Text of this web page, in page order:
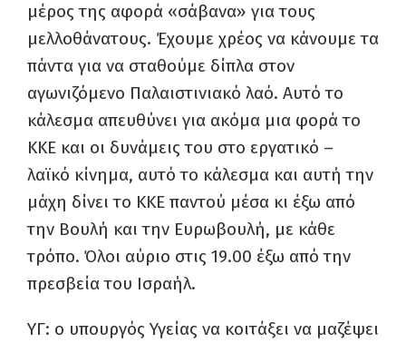
μέρος της αφορά «σάβανα» για τους
μελλοθάνατους. Έχουμε χρέος να κάνουμε τα
πάντα για να σταθούμε δίπλα στον
αγωνιζόμενο Παλαιστινιακό λαό. Αυτό το
κάλεσμα απευθύνει για ακόμα μια φορά το
ΚΚΕ και οι δυνάμεις του στο εργατικό –
λαϊκό κίνημα, αυτό το κάλεσμα και αυτή την
μάχη δίνει το ΚΚΕ παντού μέσα κι έξω από
την Βουλή και την Ευρωβουλή, με κάθε
τρόπο. Όλοι αύριο στις 19.00 έξω από την
πρεσβεία του Ισραήλ.
ΥΓ: ο υπουργός Υγείας να κοιτάξει να μαζέψει